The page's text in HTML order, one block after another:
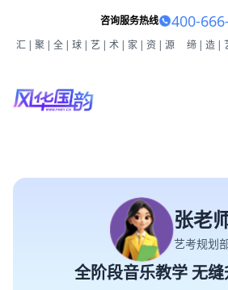
咨询服务热线 400-
汇|聚|全|球|艺|术|家|资|源 缔|造|
张老
艺考规划
全阶段音乐教学 无